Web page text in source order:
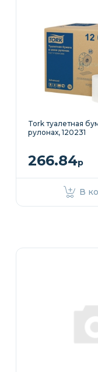
Tork туалетная
рулонах, 120231
266.84р
В